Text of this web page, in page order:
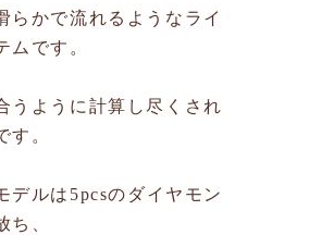
らかで流れるようなライ
ムです。
うように計算し尽くされ
す。
デルは5pcsのダイヤモン
ち、